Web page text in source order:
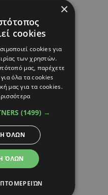
×
cookies
cookies για
των χρηστών.
μας, παρέχετε
όλα τα cookies
μας για τα cookies.
(1499) →
ΌΛΩΝ
ΌΛΩΝ